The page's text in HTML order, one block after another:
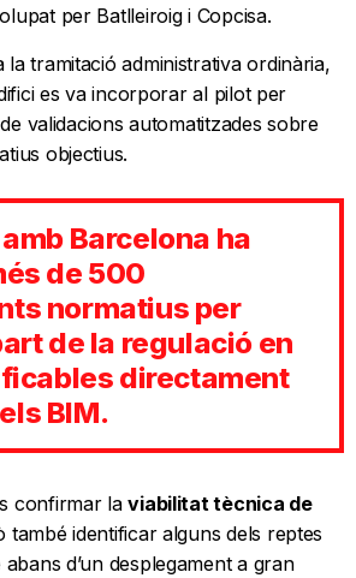
per Batlleiroig i Copcisa.
tramitació administrativa ordinària,
es va incorporar al pilot per
validacions automatitzades sobre
objectius.
Barcelona ha
de 500
normatius per
de la regulació en
directament
BIM.
confirmar laviabilitat tècnica de
també identificar alguns dels reptes
d’un desplegament a gran